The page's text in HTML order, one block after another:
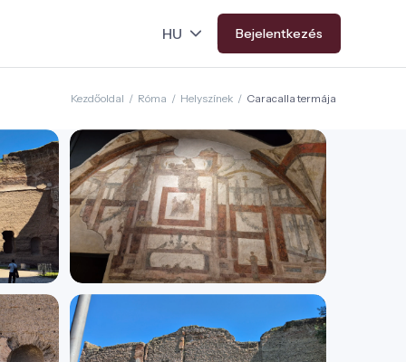
Bejelentkezés
Kezdőoldal / Róma / Helyszínek / Caracalla termája